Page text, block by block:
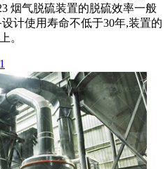
烟气脱硫装置的脱硫效率一般
计使用寿命不低于30年,装置的
。